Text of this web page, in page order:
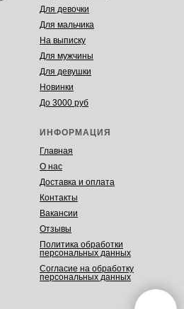
Для девочки
Для мальчика
На выписку
Для мужчины
Для девушки
Новинки
До 3000 руб
ИНФОРМАЦИЯ
Главная
О нас
Доставка и оплата
Контакты
Вакансии
Отзывы
Политика обработки
персональных данных
Согласие на обработку
персональных данных